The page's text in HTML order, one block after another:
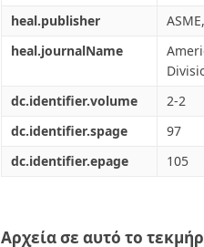
heal.publisher
heal.journalName
dc.identifier.volume
2-2
dc.identifier.spage
97
dc.identifier.epage
105
Αρχεία σε αυτό το